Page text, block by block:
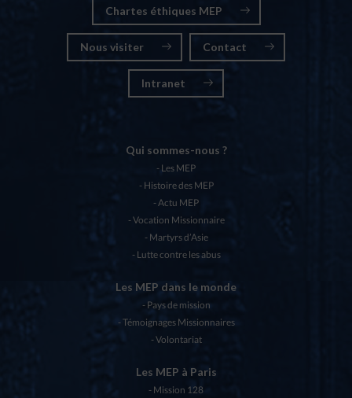
Chartes éthiques MEP
Nous visiter Contact
Intranet
Qui sommes-nous ?
Les MEP
Histoire des MEP
Actu MEP
Vocation Missionnaire
Martyrs d’Asie
Lutte contre les abus
Les MEP dans le monde
Pays de mission
Témoignages Missionnaires
Volontariat
Les MEP à Paris
Mission 128